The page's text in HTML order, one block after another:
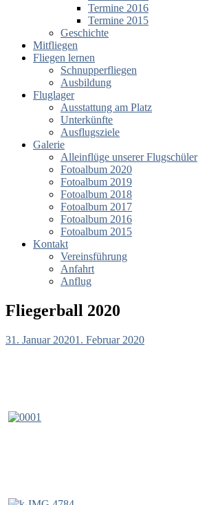
Termine 2016
Termine 2015
Geschichte
Mitfliegen
Fliegen lernen
Schnupperfliegen
Ausbildung
Fluglager
Ausstattung am Platz
Unterkünfte
Ausflugsziele
Galerie
Alleinflüge unserer Flugschüler
Fotoalbum 2020
Fotoalbum 2019
Fotoalbum 2018
Fotoalbum 2017
Fotoalbum 2016
Fotoalbum 2015
Kontakt
Vereinsführung
Anfahrt
Anflug
Fliegerball 2020
31. Januar 20201. Februar 2020